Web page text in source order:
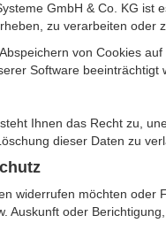
GmbH & Co. KG
zu verarbeiten oder
von Cookies
Software beeinträchtigt
Ihnen das Recht zu,
dieser Daten zu
widerrufen möchten
Auskunft oder